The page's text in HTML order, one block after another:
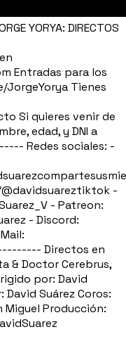
YORYA: DIRECTOS
Entradas para los
JorgeYorya Tienes
Si quieres venir de
edad, y DNI a
Redes sociales: -
-
- Patreon:
- Discord:
Directos en
& Doctor Cerebrus,
por: David
David Suárez Coros:
Miguel Producción: